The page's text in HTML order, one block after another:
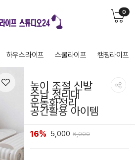
0
하우스라이프 스쿨라이프 캠핑라이프
높이 조절 신발
수납 정리대
운동화정리
공간활용 아이템
16% 5,000 6,000